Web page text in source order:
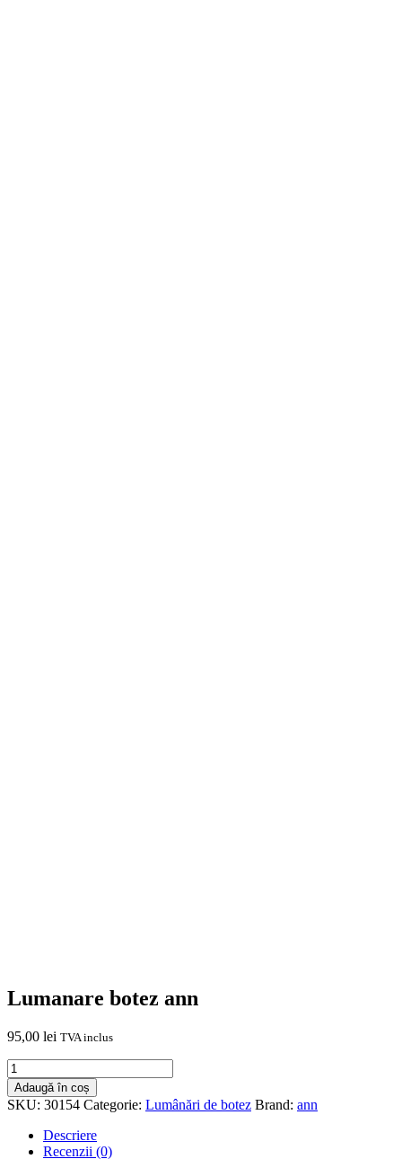
Lumanare botez ann
95,00 lei TVA inclus
Cantitate
Lumanare
botez
ann
Adaugă în coș
SKU: 30154 Categorie: Lumânări de botez Brand: ann
Descriere
Recenzii (0)